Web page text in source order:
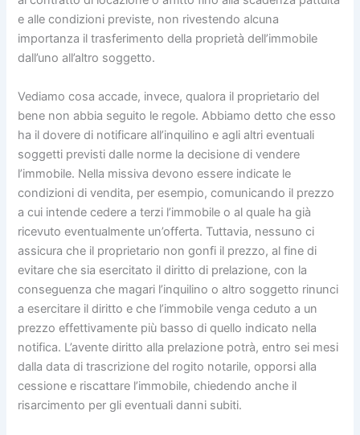
e alle condizioni previste, non rivestendo alcuna
importanza il trasferimento della proprietà dell’immobile
dall’uno all’altro soggetto.
Vediamo cosa accade, invece, qualora il proprietario del
bene non abbia seguito le regole. Abbiamo detto che esso
ha il dovere di notificare all’inquilino e agli altri eventuali
soggetti previsti dalle norme la decisione di vendere
l’immobile. Nella missiva devono essere indicate le
condizioni di vendita, per esempio, comunicando il prezzo
a cui intende cedere a terzi l’immobile o al quale ha già
ricevuto eventualmente un’offerta. Tuttavia, nessuno ci
assicura che il proprietario non gonfi il prezzo, al fine di
evitare che sia esercitato il diritto di prelazione, con la
conseguenza che magari l’inquilino o altro soggetto rinunci
a esercitare il diritto e che l’immobile venga ceduto a un
prezzo effettivamente più basso di quello indicato nella
notifica. L’avente diritto alla prelazione potrà, entro sei mesi
dalla data di trascrizione del rogito notarile, opporsi alla
cessione e riscattare l’immobile, chiedendo anche il
risarcimento per gli eventuali danni subiti.